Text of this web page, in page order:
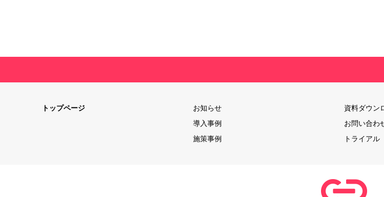
トップページ
お知らせ
導入事例
施策事例
資料ダウン
お問い合わ
トライアル